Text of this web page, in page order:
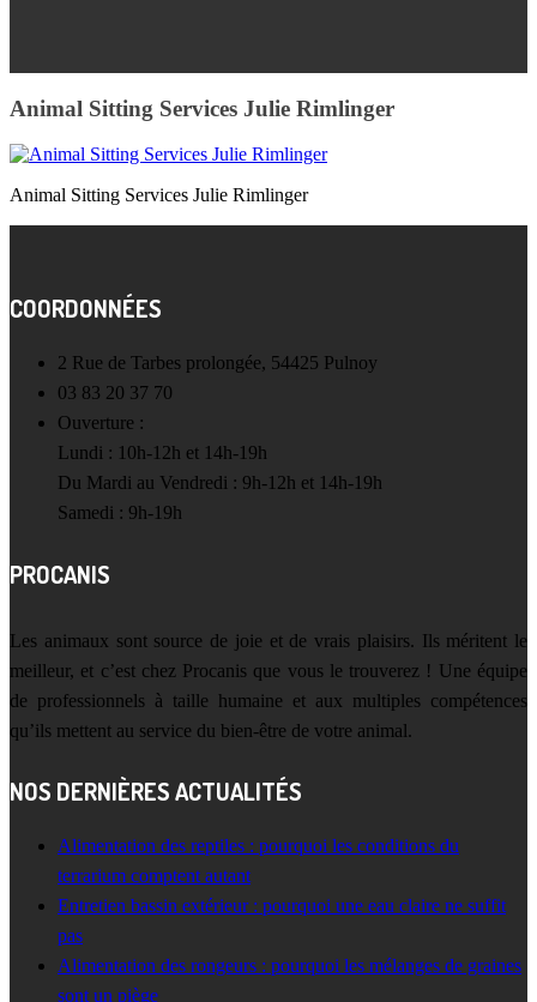
Animal Sitting Services Julie Rimlinger
Animal Sitting Services Julie Rimlinger
COORDONNÉES
2 Rue de Tarbes prolongée, 54425 Pulnoy
03 83 20 37 70
Ouverture :
Lundi : 10h-12h et 14h-19h
Du Mardi au Vendredi : 9h-12h et 14h-19h
Samedi : 9h-19h
PROCANIS
Les animaux sont source de joie et de vrais plaisirs. Ils méritent le
meilleur, et c’est chez Procanis que vous le trouverez ! Une équipe
de professionnels à taille humaine et aux multiples compétences
qu’ils mettent au service du bien-être de votre animal.
NOS DERNIÈRES ACTUALITÉS
Alimentation des reptiles : pourquoi les conditions du
terrarium comptent autant
Entretien bassin extérieur : pourquoi une eau claire ne suffit
pas
Alimentation des rongeurs : pourquoi les mélanges de graines
sont un piège